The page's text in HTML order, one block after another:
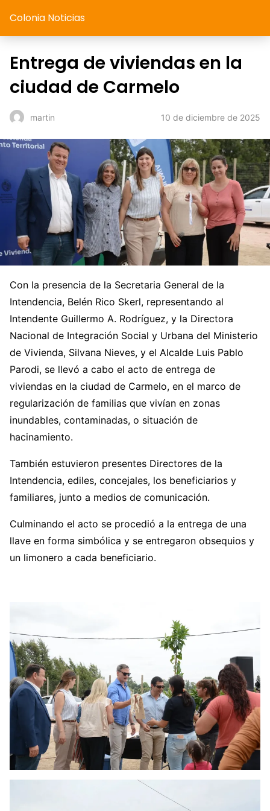
Colonia Noticias
Entrega de viviendas en la
ciudad de Carmelo
martin 10 de diciembre de 2025
Con la presencia de la Secretaria General de la
Intendencia, Belén Rico Skerl, representando al
Intendente Guillermo A. Rodríguez, y la Directora
Nacional de Integración Social y Urbana del Ministerio
de Vivienda, Silvana Nieves, y el Alcalde Luis Pablo
Parodi, se llevó a cabo el acto de entrega de
viviendas en la ciudad de Carmelo, en el marco de
regularización de familias que vivían en zonas
inundables, contaminadas, o situación de
hacinamiento.
También estuvieron presentes Directores de la
Intendencia, ediles, concejales, los beneficiarios y
familiares, junto a medios de comunicación.
Culminando el acto se procedió a la entrega de una
llave en forma simbólica y se entregaron obsequios y
un limonero a cada beneficiario.